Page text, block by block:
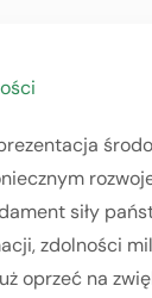
siły
zdolności
oprzeć na